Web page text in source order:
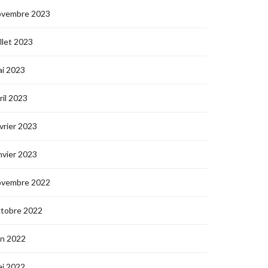
2023
2023
2023
2023
2023
2023
2022
2022
2022